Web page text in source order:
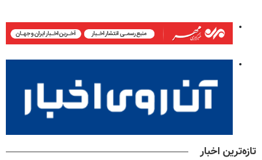
تازه‌ترین اخبار